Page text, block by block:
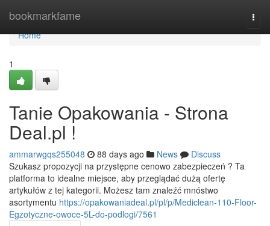
bookmarkfame
Home
Home
1
Tanie Opakowania - Strona
Deal.pl !
ammarwgqs255048 88 days ago News
Discuss
Szukasz propozycji na przystępne cenowo zabezpieczeń ? Ta
platforma to idealne miejsce, aby przeglądać dużą ofertę
artykułów z tej kategorii. Możesz tam znaleźć mnóstwo
asortymentu https://opakowaniadeal.pl/pl/p/Mediclean-110-Floor-
Egzotyczne-owoce-5L-do-podlogi/7561